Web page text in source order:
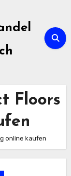
Floors
online kaufen